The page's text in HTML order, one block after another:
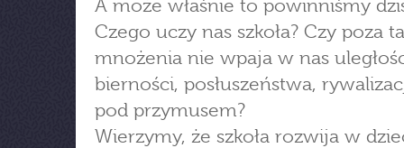
A może właśnie to powinniśmy
Czego uczy nas szkoła? Czy poza
mnożenia nie wpaja w nas
bierności, posłuszeństwa,
pod przymusem?
Wierzymy, że szkoła rozwija w